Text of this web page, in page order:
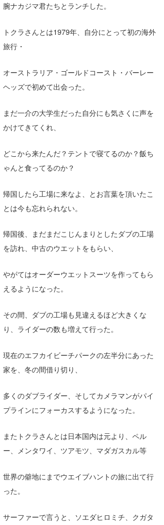
腕ナカジマ君たちとランチした。
トクラさんとは1979年、自分にとって初の海外
旅行・
オーストラリア・ゴールドコースト・バーレー
ヘッズで初めて出会った。
まだ一介の大学生だった自分にも気さくに声を
かけてきてくれ、
どこから来たんだ？テントで寝てるのか？飯ち
ゃんと食ってるのか？
帰国したら工場に来なよ、とお言葉を頂いたこ
とは今も忘れられない。
帰国後、まだまだこじんまりとしたダブの工場
を訪れ、中古のウエットをもらい、
やがてはオーダーウエットスーツを作ってもら
えるようになった。
その間、ダブの工場も見違えるほど大きくな
り、ライダーの数も増えて行った。
現在のエフカイビーチパークの左半分にあった
家を、冬の間借り切り、
多くのダブライダー、そしてカメラマンがパイ
プラインにフォーカスするようになった。
またトクラさんとは日本国内は元より、ペル
ー、メンタワイ、ツアモツ、マダガスカル等
世界の僻地にまでウエイブハントの旅に出て行
った。
サーファーで言うと、ソエダヒロミチ、クガタ
Yasunari Inoue
Yoshiyuki Obata
DELTA FORCE SURF
熊谷素子
Colors MAGAZINE
WAVAL
福島寿実子
中浦“JET”章
進士剛光
植村未来
大野”MAR”修聖
波伝説スタッフ
☆加藤
Aichan
ECE
H
KOBU
Soulman
waka☆=
たっちー
まっきー
三輪予報士
上田純子
波伝説